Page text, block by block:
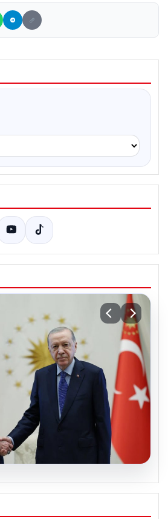
Erdoğan, Devlet